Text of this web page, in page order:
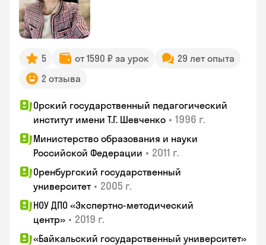
5 от 1590 ₽ за урок
29 лет опыта
2 отзыва
Орский государственный педагогический
институт имени Т.Г. Шевченко • 1996 г.
Министерство образования и науки
Российской Федерации • 2011 г.
Оренбургский государственный
университет • 2005 г.
НОУ ДПО «Экспертно-методический
центр» • 2019 г.
«Байкальский государственный университет»